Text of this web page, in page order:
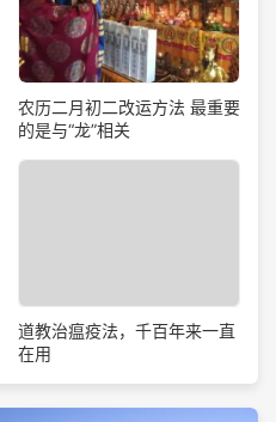
农历二月初二改运方法 最重要
的是与“龙”相关
道教治瘟疫法，千百年来一直
在用